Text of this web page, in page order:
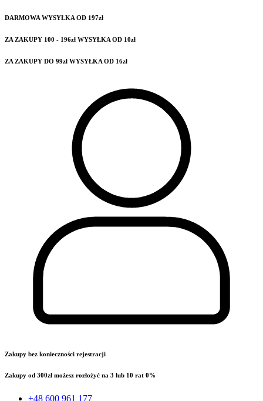
DARMOWA WYSYŁKA OD 197zł
ZA ZAKUPY 100 - 196zł WYSYŁKA OD 10zł
ZA ZAKUPY DO 99zł WYSYŁKA OD 16zł
Zakupy bez konieczności rejestracji
Zakupy od 300zł możesz rozłożyć na 3 lub 10 rat 0%
+48 600 961 177